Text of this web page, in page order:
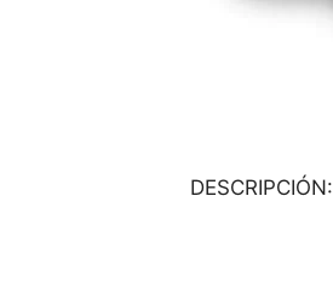
DESCRIPCIÓN: